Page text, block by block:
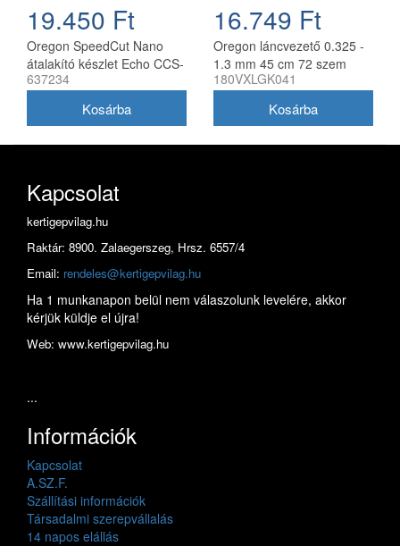
19.450 Ft
Oregon SpeedCut Nano
átalakító készlet Echo CCS-
58V láncfűrészhez 40 cm
637234
16.749 Ft
Oregon láncvezető 0.325 -
1.3 mm 45 cm 72 szem
Husqvarna fűrészekhez
180VXLGK041
Kapcsolat
kertigepvilag.hu
Raktár: 8900. Zalaegerszeg, Hrsz. 6557/4
Email: rendeles@kertigepvilag.hu
Ha 1 munkanapon belül nem válaszolunk levelére, akkor
kérjük küldje el újra!
Web: www.kertigepvilag.hu
...
Információk
Kapcsolat
A.SZ.F.
Szállítási információk
Társadalmi szerepvállalás
14 napos elállás